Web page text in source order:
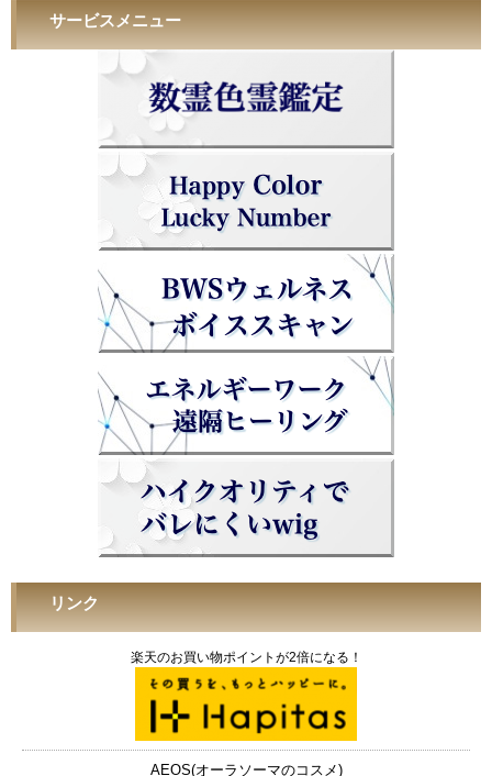
サービスメニュー
リンク
楽天のお買い物ポイントが2倍になる！
AEOS(オーラソーマのコスメ)